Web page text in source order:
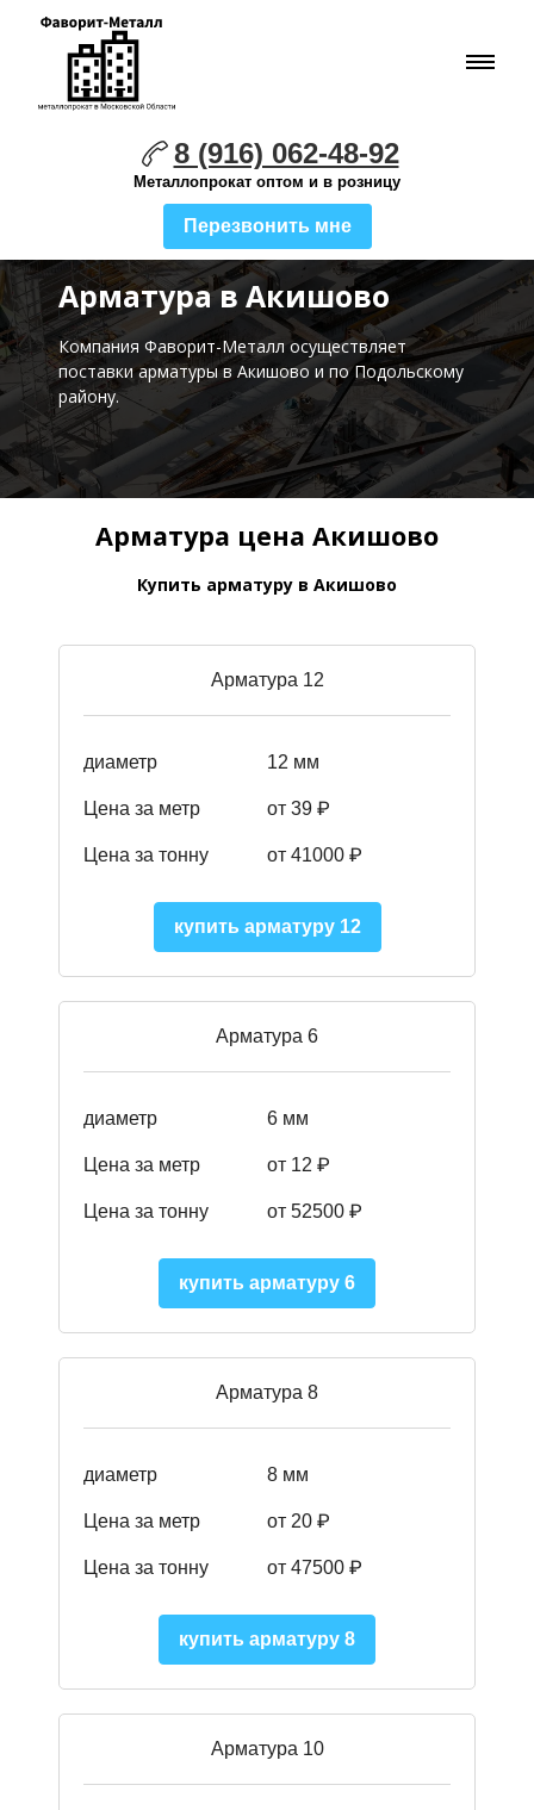
8 (916) 062-48-92
Металлопрокат оптом и в розницу
Перезвонить мне
Арматура в Акишово
Компания Фаворит-Металл осуществляет
поставкиарматуры в Акишово и по Подольскому
району.
Арматура цена Акишово
Купить арматуру в Акишово
Арматура 12
диаметр 12 мм
Цена за метр от 39 ₽
Цена за тонну от 41000 ₽
купить арматуру 12
Арматура 6
диаметр 6 мм
Цена за метр от 12 ₽
Цена за тонну от 52500 ₽
купить арматуру 6
Арматура 8
диаметр 8 мм
Цена за метр от 20 ₽
Цена за тонну от 47500 ₽
купить арматуру 8
Арматура 10